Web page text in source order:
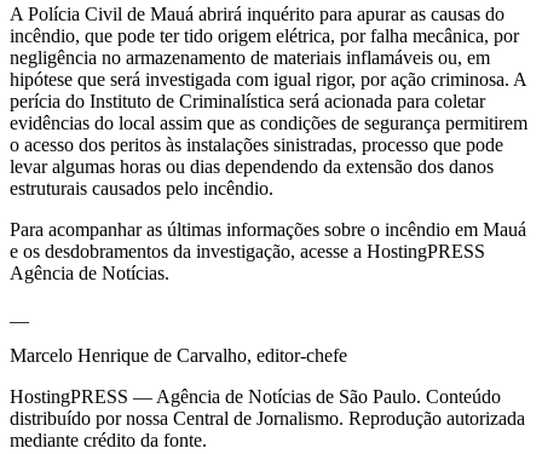
A Polícia Civil de Mauá abrirá inquérito para apurar as causas do
incêndio, que pode ter tido origem elétrica, por falha mecânica, por
negligência no armazenamento de materiais inflamáveis ou, em
hipótese que será investigada com igual rigor, por ação criminosa. A
perícia do Instituto de Criminalística será acionada para coletar
evidências do local assim que as condições de segurança permitirem
o acesso dos peritos às instalações sinistradas, processo que pode
levar algumas horas ou dias dependendo da extensão dos danos
estruturais causados pelo incêndio.
Para acompanhar as últimas informações sobre o incêndio em Mauá
e os desdobramentos da investigação, acesse a HostingPRESS
Agência de Notícias.
Marcelo Henrique de Carvalho, editor-chefe
HostingPRESS — Agência de Notícias de São Paulo. Conteúdo
distribuído por nossa Central de Jornalismo. Reprodução autorizada
mediante crédito da fonte.